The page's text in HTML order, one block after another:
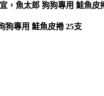
，魚太郎 狗狗專用 鮭魚
狗專用 鮭魚皮捲 25支